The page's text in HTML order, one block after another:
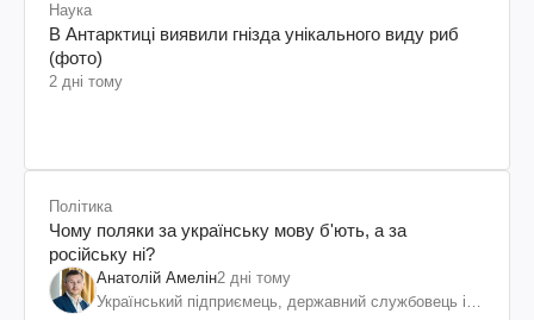
Наука
В Антарктиці виявили гнізда унікального виду риб
(фото)
2 дні тому
Політика
Чому поляки за українську мову б'ють, а за
російську ні?
Анатолій Амелін2 дні тому
Український підприємець, державний службовець і